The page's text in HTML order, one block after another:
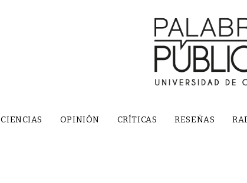
CIENCIAS OPINIÓN CRÍTICAS RESEÑAS